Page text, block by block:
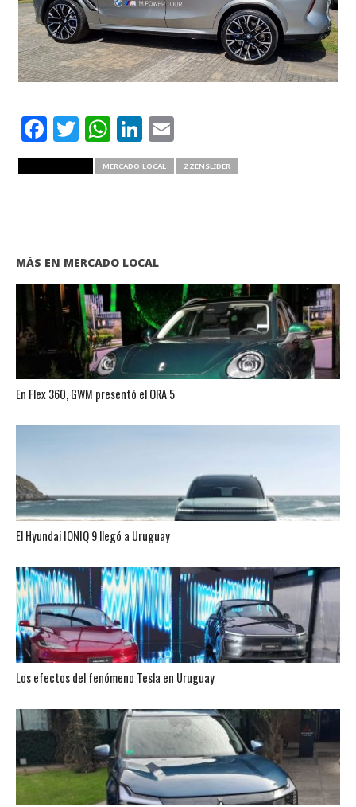
Facebook
Twitter
WhatsApp
LinkedIn
Email
MERCADO LOCAL ZZENSLIDER
MÁS EN MERCADO LOCAL
En Flex 360, GWM presentó el ORA 5
El Hyundai IONIQ 9 llegó a Uruguay
Los efectos del fenómeno Tesla en Uruguay